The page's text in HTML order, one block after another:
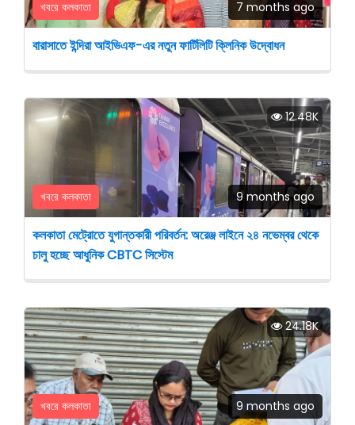
খবরে কলকাতা 7 months ago
বারাসাতে ইন্দিরা আইভিএফ-এর নতুন ফার্টিলিটি ক্লিনিক উদ্বোধন
12.48K
খবরে কলকাতা 9 months ago
কলকাতা মেট্রোতে যুগান্তকারী পরিবর্তন: অরেঞ্জ লাইনে ২৪ নভেম্বর থেকে
চালু হচ্ছে আধুনিক CBTC সিস্টেম
24.18K
খবরে কলকাতা 9 months ago